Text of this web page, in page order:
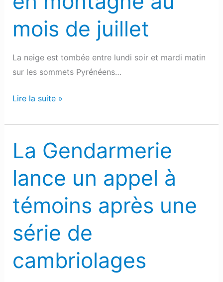
mois de juillet
La neige est tombée entre lundi soir et mardi matin
sur les sommets Pyrénéens…
Lire la suite »
La Gendarmerie
lance un appel à
témoins après une
série de
cambriolages
La
Gendarmerie
lance
un
appel
à
témoins
après
une